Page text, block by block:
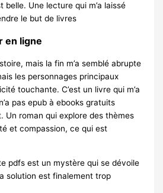
belle. Une lecture qui m’a laissé
le but de livres
en ligne
mais la fin m’a semblé abrupte
les personnages principaux
touchante. C’est un livre qui m’a
pas epub à ebooks gratuits
Un roman qui explore des thèmes
et compassion, ce qui est
pdfs est un mystère qui se dévoile
solution est finalement trop